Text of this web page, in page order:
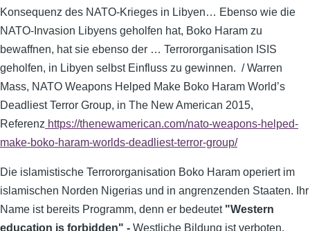
Konsequenz des NATO-Krieges in Libyen… Ebenso wie die
NATO-Invasion Libyens geholfen hat, Boko Haram zu
bewaffnen, hat sie ebenso der … Terrororganisation ISIS
geholfen, in Libyen selbst Einfluss zu gewinnen. / Warren
Mass, NATO Weapons Helped Make Boko Haram World’s
Deadliest Terror Group, in The New American 2015,
Referenz https://thenewamerican.com/nato-weapons-helped-
make-boko-haram-worlds-deadliest-terror-group/
Die islamistische Terrororganisation Boko Haram operiert im
islamischen Norden Nigerias und in angrenzenden Staaten. Ihr
Name ist bereits Programm, denn er bedeutet "Western
education is forbidden" - Westliche Bildung ist verboten.